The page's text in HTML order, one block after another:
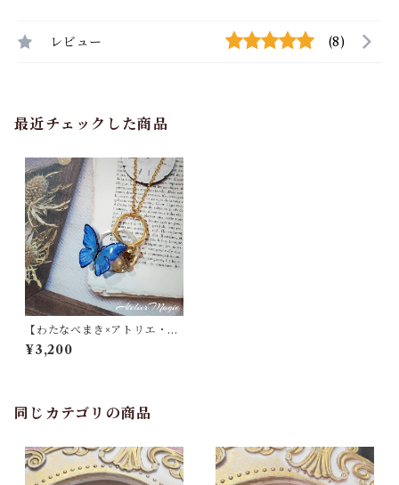
レビュー (8)
最近チェックした商品
【わたなべまき×アトリエ・マ
ギ】コラボ ロングチェーン
ペンダント
¥3,200
同じカテゴリの商品